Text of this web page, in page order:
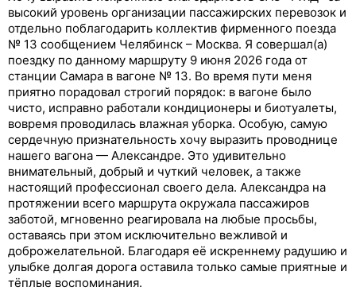
высокий уровень организации пассажирских перевозок и
отдельно поблагодарить коллектив фирменного поезда
№ 13 сообщением Челябинск – Москва. Я совершал(а)
поездку по данному маршруту 9 июня 2026 года от
станции Самара в вагоне № 13. Во время пути меня
приятно порадовал строгий порядок: в вагоне было
чисто, исправно работали кондиционеры и биотуалеты,
вовремя проводилась влажная уборка. Особую, самую
сердечную признательность хочу выразить проводнице
нашего вагона — Александре. Это удивительно
внимательный, добрый и чуткий человек, а также
настоящий профессионал своего дела. Александра на
протяжении всего маршрута окружала пассажиров
заботой, мгновенно реагировала на любые просьбы,
оставаясь при этом исключительно вежливой и
доброжелательной. Благодаря её искреннему радушию и
улыбке долгая дорога оставила только самые приятные и
тёплые воспоминания.